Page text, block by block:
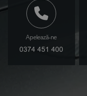
Apelează-ne
0374 451 400